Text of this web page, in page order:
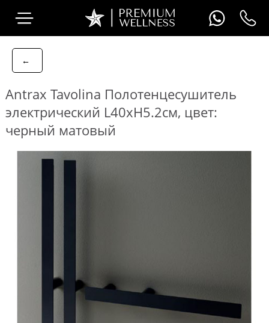
←
Antrax Tavolina Полотенцесушитель
электрический L40хH5.2см, цвет:
черный матовый